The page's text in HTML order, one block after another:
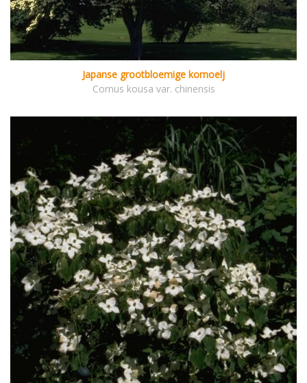
Japanse grootbloemige kornoelj
Cornus kousa var. chinensis